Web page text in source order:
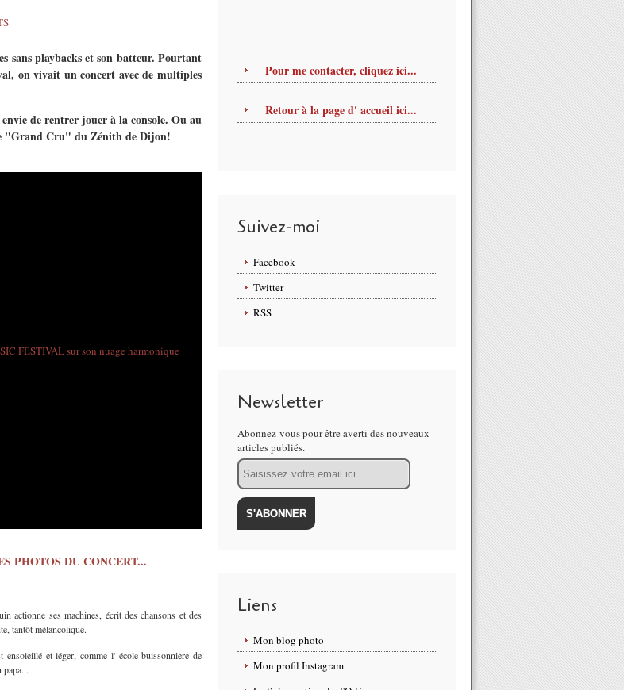
sans playbacks et son batteur. Pourtant
on vivait un concert avec de multiples
de rentrer jouer à la console. Ou au
"Grand Cru" du Zénith de Dijon!
PHOTOS DU CONCERT...
actionne ses machines, écrit des chansons et des
tantôt mélancolique.
et léger, comme l' école buissonnière de
papa...
Pour me contacter, cliquez ici...
Retour à la page d' accueil ici...
Suivez-moi
Facebook
Twitter
RSS
Newsletter
Abonnez-vous pour être averti des nouveaux
articles publiés.
Email
Liens
Mon blog photo
Mon profil Instagram